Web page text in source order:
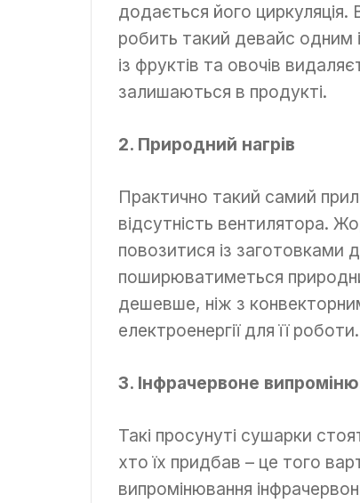
додається його
робить такий девайс одним
із фруктів та овочів
залишаються в продукті.
2. Природний нагрів
Практично такий самий
відсутність вентилятора.
повозитися із
поширюватиметься
дешевше, ніж з
електроенергії для її роботи.
3. Інфрачервоне
Такі просунуті сушарки
хто їх придбав – це того
випромінювання